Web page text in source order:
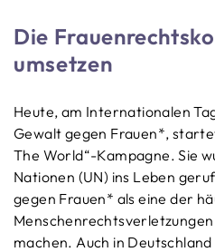
Die
umsetzen
Heute, am Internationalen
Gewalt gegen Frauen*,
The World“-Kampagne. Sie
Nationen (UN) ins Leben
gegen Frauen* als eine der
machen. Auch in